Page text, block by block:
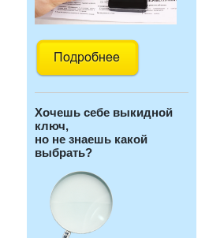
Хочешь себе выкидной
ключ,
но не знаешь какой
выбрать?